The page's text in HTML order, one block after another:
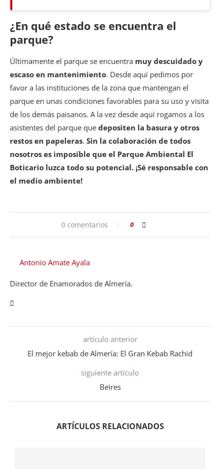
¿En qué estado se encuentra el
parque?
Últimamente el parque se encuentra muy descuidado y
escaso en mantenimiento. Desde aquí pedimos por
favor a las instituciones de la zona que mantengan el
parque en unas condiciones favorables para su uso y visita
de los demás paisanos. A la vez desde aquí rogamos a los
asistentes del parque que depositen la basura y otros
restos en papeleras. Sin la colaboración de todos
nosotros es imposible que el Parque Ambiental El
Boticario luzca todo su potencial. ¡Sé responsable con
el medio ambiente!
0 comentarios 0
Antonio Amate Ayala
Director de Enamorados de Almería.
artículo anterior
El mejor kebab de Almería: El Gran Kebab Rachid
siguiente artículo
Beires
ARTÍCULOS RELACIONADOS